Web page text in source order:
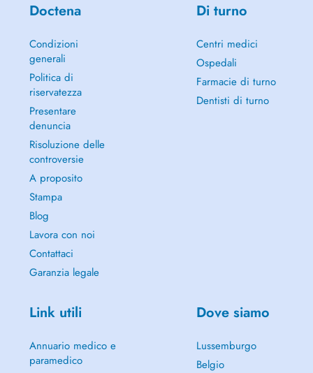
Doctena
Condizioni
generali
Politica di
riservatezza
Presentare
denuncia
Risoluzione delle
controversie
A proposito
Stampa
Blog
Lavora con noi
Contattaci
Garanzia legale
Di turno
Centri medici
Ospedali
Farmacie di turno
Dentisti di turno
Link utili
Annuario medico e
paramedico
Dove siamo
Lussemburgo
Belgio